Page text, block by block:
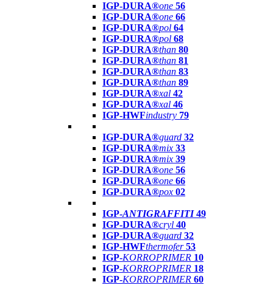
IGP-DURA®one 56
IGP-DURA®one 66
IGP-DURA®pol 64
IGP-DURA®pol 68
IGP-DURA®than 80
IGP-DURA®than 81
IGP-DURA®than 83
IGP-DURA®than 89
IGP-DURA®xal 42
IGP-DURA®xal 46
IGP-HWFindustry 79
IGP-DURA®guard 32
IGP-DURA®mix 33
IGP-DURA®mix 39
IGP-DURA®one 56
IGP-DURA®one 66
IGP-DURA®pox 02
IGP-ANTIGRAFFITI49
IGP-DURA®cryl 40
IGP-DURA®guard 32
IGP-HWFthermofer 53
IGP-KORROPRIMER 10
IGP-KORROPRIMER 18
IGP-KORROPRIMER 60